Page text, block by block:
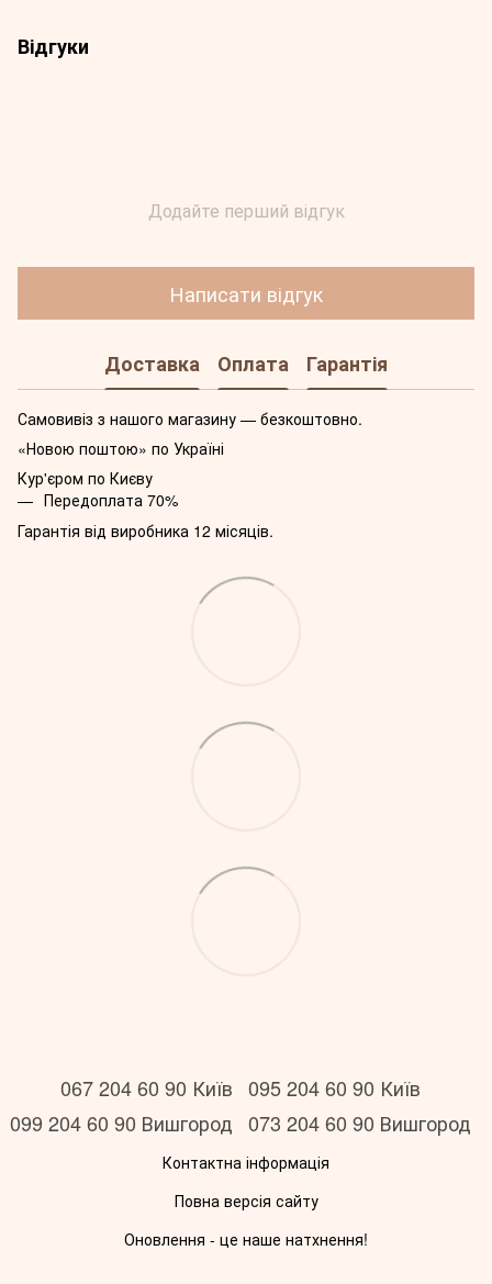
Відгуки
Додайте перший відгук
Написати відгук
Доставка Оплата Гарантія
Самовивіз з нашого магазину — безкоштовно.
«Новою поштою» по Україні
Кур'єром по Києву
Передоплата 70%
Гарантія від виробника 12 місяців.
067 204 60 90 Київ 095 204 60 90 Київ
099 204 60 90 Вишгород 073 204 60 90 Вишгород
Контактна інформація
Повна версія сайту
Оновлення - це наше натхнення!